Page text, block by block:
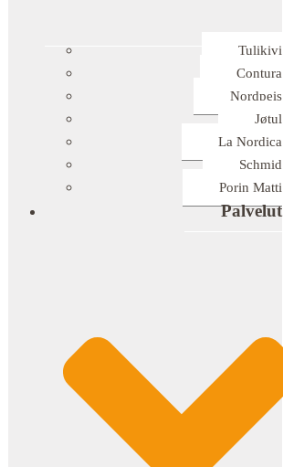
Tulikivi
Contura
Nordpeis
Jøtul
La Nordica
Schmid
Porin Matti
Palvelut